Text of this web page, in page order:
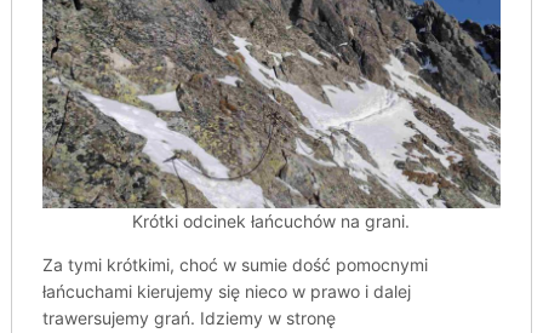
Krótki odcinek łańcuchów na grani.
Za tymi krótkimi, choć w sumie dość pomocnymi
łańcuchami kierujemy się nieco w prawo i dalej
trawersujemy grań. Idziemy w stronę